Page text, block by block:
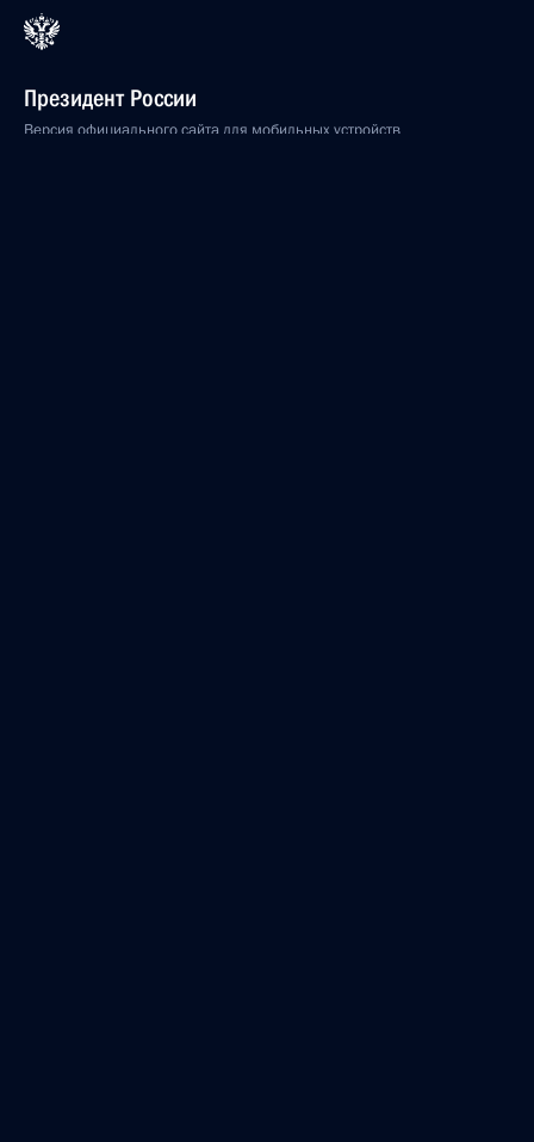
Президент России
Версия официального сайта для мобильных устройств